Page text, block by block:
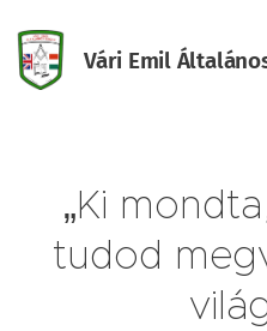
Vári Emil
„Ki
tudod